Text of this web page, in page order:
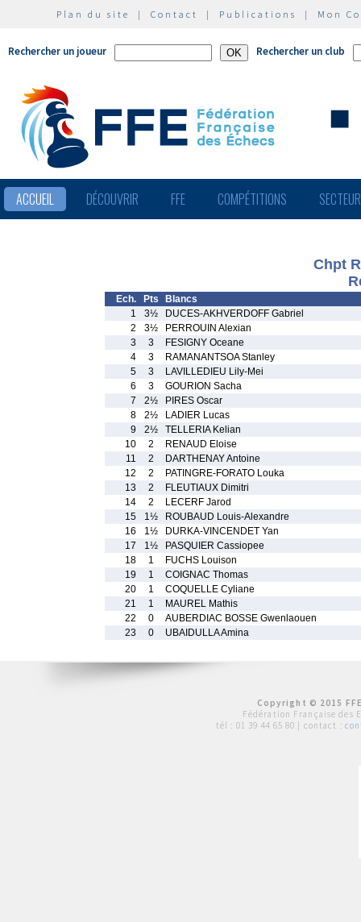
Plan du site | Contact | Publications | Mon
Rechercher un joueur Rechercher un club
ACCUEIL DÉCOUVRIR FFE COMPÉTITIONS
Chpt
Ech. Pts
Blancs
1
3½
DUCES-AKHVERDOFF Gabriel
2
3½
PERROUIN Alexian
3
3
FESIGNY Oceane
4
3
RAMANANTSOA Stanley
5
3
LAVILLEDIEU Lily-Mei
6
3
GOURION Sacha
7
2½
PIRES Oscar
8
2½
LADIER Lucas
9
2½
TELLERIA Kelian
10
2
RENAUD Eloise
11
2
DARTHENAY Antoine
12
2
PATINGRE-FORATO Louka
13
2
FLEUTIAUX Dimitri
14
2
LECERF Jarod
15
1½
ROUBAUD Louis-Alexandre
16
1½
DURKA-VINCENDET Yan
17
1½
PASQUIER Cassiopee
18
1
FUCHS Louison
19
1
COIGNAC Thomas
20
1
COQUELLE Cyliane
21
1
MAUREL Mathis
22
0
AUBERDIAC BOSSE Gwenlaouen
23
0 UBAIDULLA Amina
Copyright © 2015
Fédération Française des
tél : 01 39 44 65 80 | contact :